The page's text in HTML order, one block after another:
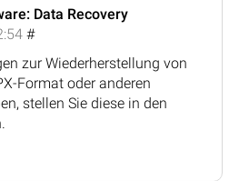
Data Recovery
#
zur Wiederherstellung von
Format oder anderen
stellen Sie diese in den